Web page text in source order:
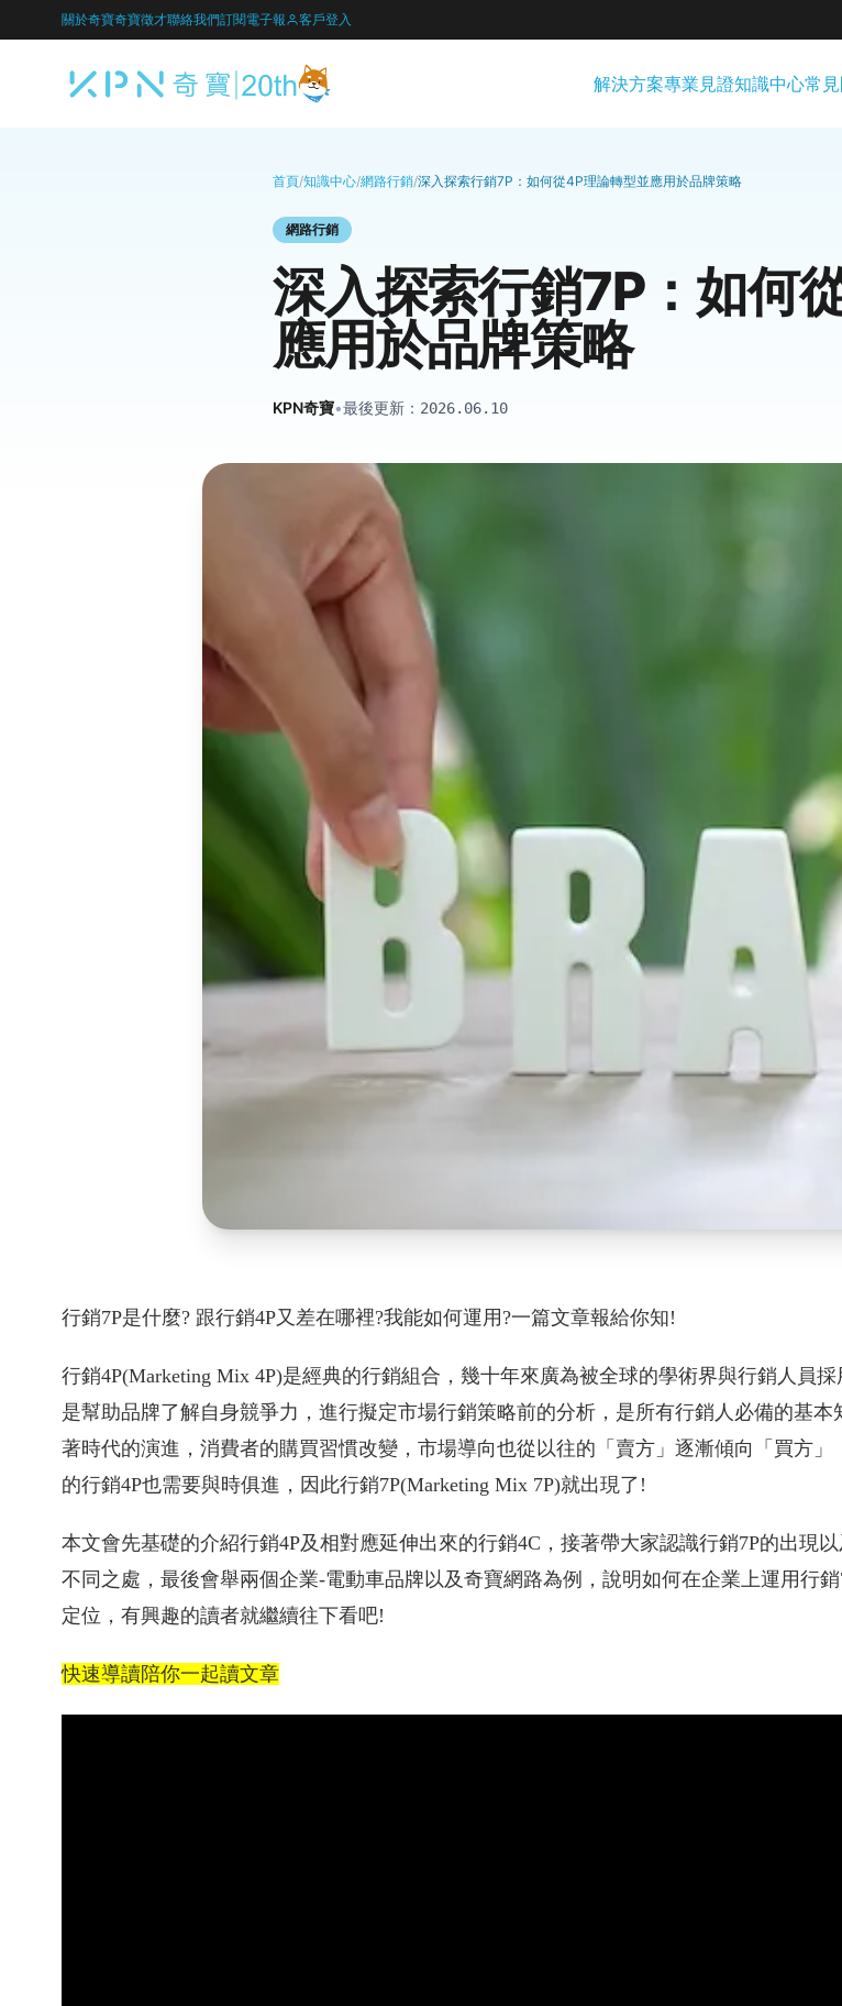
關於奇寶奇寶徵才聯絡我們訂閱電子報 客戶登入
解決方案專業見證知識中心常
首頁/知識中心/網路行銷/深入探索行銷7P：如何從4P理論轉型並應用於品牌策略
網路行銷
深入探索行銷7P：如何
應用於品牌策略
KPN奇寶•最後更新： 2026.06.10
行銷7P是什麼? 跟行銷4P又差在哪裡?我能如何運用?一篇文章報給你知!
行銷4P(Marketing Mix 4P)是經典的行銷組合，幾十年來廣為被全球的學術界與行銷人員採
是幫助品牌了解自身競爭力，進行擬定市場行銷策略前的分析，是所有行銷人必備的基本
著時代的演進，消費者的購買習慣改變，市場導向也從以往的「賣方」逐漸傾向「買方」
的行銷4P也需要與時俱進，因此行銷7P(Marketing Mix 7P)就出現了!
本文會先基礎的介紹行銷4P及相對應延伸出來的行銷4C，接著帶大家認識行銷7P的出現
不同之處，最後會舉兩個企業-電動車品牌以及奇寶網路為例，說明如何在企業上運用行銷
定位，有興趣的讀者就繼續往下看吧!
快速導讀陪你一起讀文章